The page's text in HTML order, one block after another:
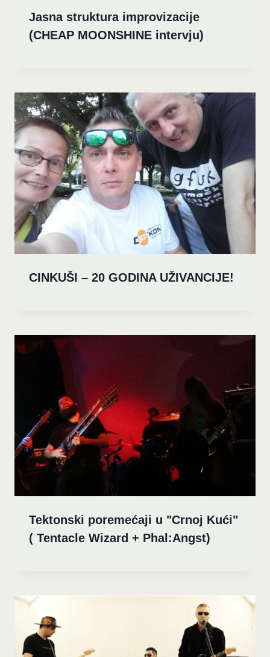
Jasna struktura improvizacije
(CHEAP MOONSHINE intervju)
CINKUŠI – 20 GODINA UŽIVANCIJE!
Tektonski poremećaji u "Crnoj Kući"
( Tentacle Wizard + Phal:Angst)